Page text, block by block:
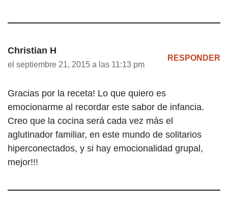
Christian H
el septiembre 21, 2015 a las 11:13 pm
RESPONDER
Gracias por la receta! Lo que quiero es
emocionarme al recordar este sabor de infancia.
Creo que la cocina será cada vez más el
aglutinador familiar, en este mundo de solitarios
hiperconectados, y si hay emocionalidad grupal,
mejor!!!